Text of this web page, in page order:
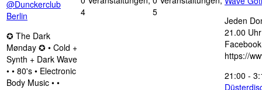
@Dunckerclub
Berlin
✪ The Dark
Mønday ✪ • Cold +
Synth + Dark Wave
• • 80's • Electronic
Body Music • •
4
5
Jeden
21.00
https://
21:00 -